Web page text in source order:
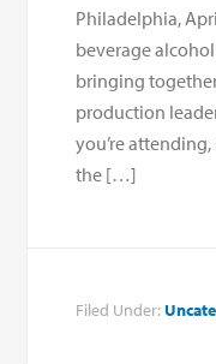
Philadelphia,
beverage
bringing
production
you’re
the […]
Filed Under: